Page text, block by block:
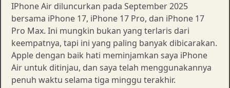
IPhone Air diluncurkan pada September 2025
bersama iPhone 17, iPhone 17 Pro, dan iPhone 17
Pro Max. Ini mungkin bukan yang terlaris dari
keempatnya, tapi ini yang paling banyak dibicarakan.
Apple dengan baik hati meminjamkan saya iPhone
Air untuk ditinjau, dan saya telah menggunakannya
penuh waktu selama tiga minggu terakhir.